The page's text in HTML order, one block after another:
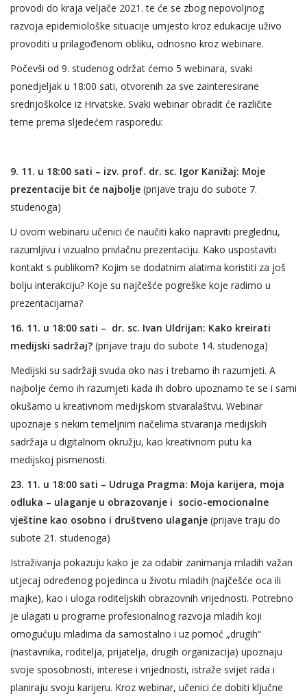
provodi do kraja veljače 2021. te će se zbog nepovoljnog
razvoja epidemiološke situacije umjesto kroz edukacije uživo
provoditi u prilagođenom obliku, odnosno kroz webinare.
Počevši od 9. studenog održat ćemo 5 webinara, svaki
ponedjeljak u 18:00 sati, otvorenih za sve zainteresirane
srednjoškolce iz Hrvatske. Svaki webinar obradit će različite
teme prema sljedećem rasporedu:
9. 11. u 18:00 sati – izv. prof. dr. sc. Igor Kanižaj: Moje
prezentacije bit će najbolje (prijave traju do subote 7.
studenoga)
U ovom webinaru učenici će naučiti kako napraviti preglednu,
razumljivu i vizualno privlačnu prezentaciju. Kako uspostaviti
kontakt s publikom? Kojim se dodatnim alatima koristiti za još
bolju interakciju? Koje su najčešće pogreške koje radimo u
prezentacijama?
16. 11. u 18:00 sati – dr. sc. Ivan Uldrijan: Kako kreirati
medijski sadržaj? (prijave traju do subote 14. studenoga)
Medijski su sadržaji svuda oko nas i trebamo ih razumjeti. A
najbolje ćemo ih razumjeti kada ih dobro upoznamo te se i sami
okušamo u kreativnom medijskom stvaralaštvu. Webinar
upoznaje s nekim temeljnim načelima stvaranja medijskih
sadržaja u digitalnom okružju, kao kreativnom putu ka
medijskoj pismenosti.
23. 11. u 18:00 sati – Udruga Pragma: Moja karijera, moja
odluka – ulaganje u obrazovanje i socio-emocionalne
vještine kao osobno i društveno ulaganje (prijave traju do
subote 21. studenoga)
Istraživanja pokazuju kako je za odabir zanimanja mladih važan
utjecaj određenog pojedinca u životu mladih (najčešće oca ili
majke), kao i uloga roditeljskih obrazovnih vrijednosti. Potrebno
je ulagati u programe profesionalnog razvoja mladih koji
omogućuju mladima da samostalno i uz pomoć „drugih“
(nastavnika, roditelja, prijatelja, drugih organizacija) upoznaju
svoje sposobnosti, interese i vrijednosti, istraže svijet rada i
planiraju svoju karijeru. Kroz webinar, učenici će dobiti ključne